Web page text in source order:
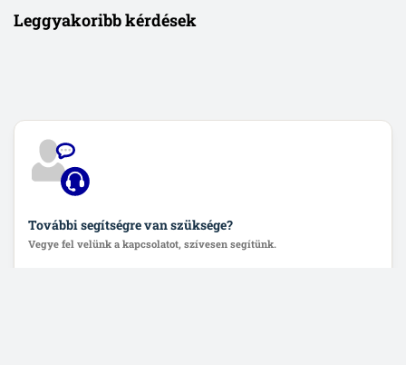
Leggyakoribb kérdések
További segítségre van szüksége?
Vegye fel velünk a kapcsolatot, szívesen segítünk.